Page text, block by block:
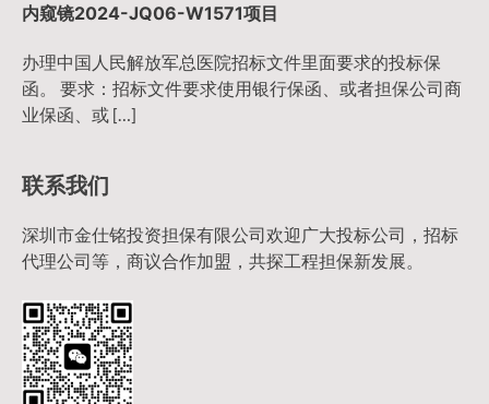
内窥镜2024-JQ06-W1571项目
办理中国人民解放军总医院招标文件里面要求的投标保
函。 要求：招标文件要求使用银行保函、或者担保公司商
业保函、或 […]
联系我们
深圳市金仕铭投资担保有限公司欢迎广大投标公司，招标
代理公司等，商议合作加盟，共探工程担保新发展。